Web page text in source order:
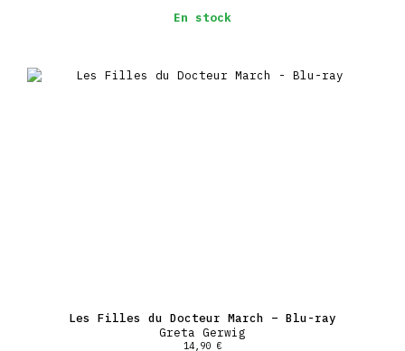
En stock
Les Filles du Docteur March – Blu-ray
Greta Gerwig
14,90 €